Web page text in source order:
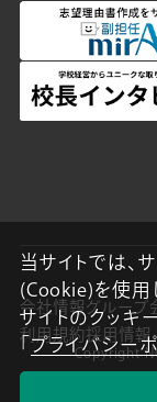
会社情報 グループ
利用規約 採用情報
Copyright
当サイトでは、
(Cookie)を使用
サイトのクッキ
「プライバシー